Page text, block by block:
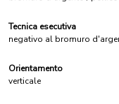
Tecnica esecutiva
negativo al bromuro
Orientamento
verticale